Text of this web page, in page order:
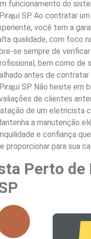
funcionamento do
SP. Ao contratar
você tem a
qualidade, com foco
se sempre de
bem como de
antes de
SP. Não hesite em
de clientes
de um eletricista
a manutenção
e confiança
proporcionar para sua
Perto de